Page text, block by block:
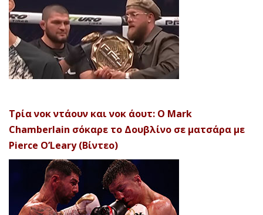
Τρία νοκ ντάουν και νοκ άουτ: Ο Mark
Chamberlain σόκαρε το Δουβλίνο σε ματσάρα με
Pierce O’Leary (Βίντεο)